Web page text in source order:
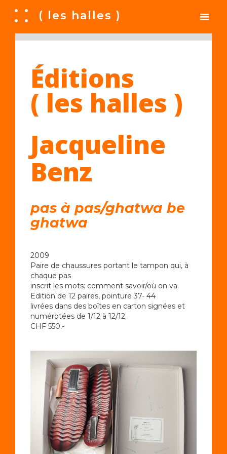
A ( les halles )
Éditions
( les halles )
Jacqueline
Benz
pas à pas/ghatwa be
ghatwa
2009
Paire de chaussures portant le tampon qui, à
chaque pas
inscrit les mots: comment savoir/où on va.
Edition de 12 paires, pointure 37- 44
livrées dans des boîtes en carton signées et
numérotées de 1/12 à 12/12.
CHF 550.-